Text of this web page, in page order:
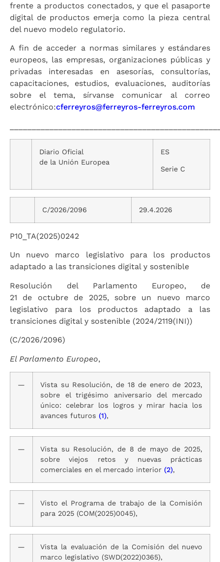
frente a productos conectados, y que el pasaporte
digital de productos emerja como la pieza central
del nuevo modelo regulatorio.
A fin de acceder a normas similares y estándares
europeos, las empresas, organizaciones públicas y
privadas interesadas en asesorías, consultorías,
capacitaciones, estudios, evaluaciones, auditorías
sobre el tema, sírvanse comunicar al correo
electrónico:cferreyros@ferreyros-ferreyros.com
Diario Oficial
de la Unión Europea
ES
Serie C
C/2026/2096 29.4.2026
P10_TA(2025)0242
Un nuevo marco legislativo para los productos
adaptado a las transiciones digital y sostenible
Resolución del Parlamento Europeo, de
21 de octubre de 2025, sobre un nuevo marco
legislativo para los productos adaptado a las
transiciones digital y sostenible (2024/2119(INI))
(C/2026/2096)
El Parlamento Europeo,
—
Vista su Resolución, de 18 de enero de 2023,
sobre el trigésimo aniversario del mercado
único: celebrar los logros y mirar hacia los
avances futuros (1),
—
Vista su Resolución, de 8 de mayo de 2025,
sobre viejos retos y nuevas prácticas
comerciales en el mercado interior (2),
—
Visto el Programa de trabajo de la Comisión
para 2025 (COM(2025)0045),
—
Vista la evaluación de la Comisión del nuevo
marco legislativo (SWD(2022)0365),